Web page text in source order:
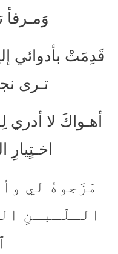
وَمـرفأ
قَدِمَتْ بأدوائي
تـرى
أهـواكَ لا أدري
مَزَجوهُ لي
الـلَّـبـنِ